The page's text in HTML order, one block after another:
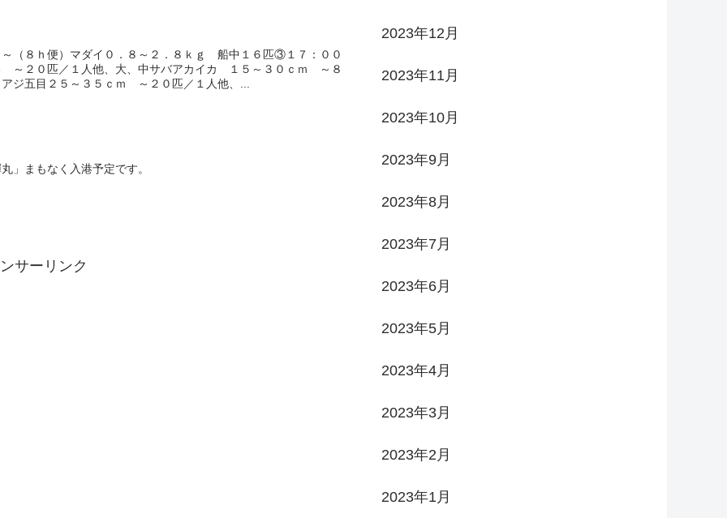
（８ｈ便）マダイ０．８～２．８ｋｇ 船中１６匹③１７：００
～２０匹／１人他、大、中サバアカイカ １５～３０ｃｍ ～８
ジ五目２５～３５ｃｍ ～２０匹／１人他、...
」まもなく入港予定です。
サーリンク
2023年12月
2023年11月
2023年10月
2023年9月
2023年8月
2023年7月
2023年6月
2023年5月
2023年4月
2023年3月
2023年2月
2023年1月